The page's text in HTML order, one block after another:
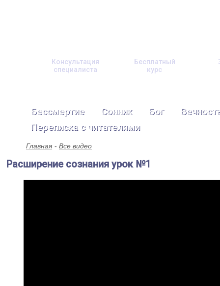
Консультация
специалиста
Бесплатный
курс
Бессмертие Сонник Бог
Переписка с читателями
Главная Все видео
Расширение сознания урок №1